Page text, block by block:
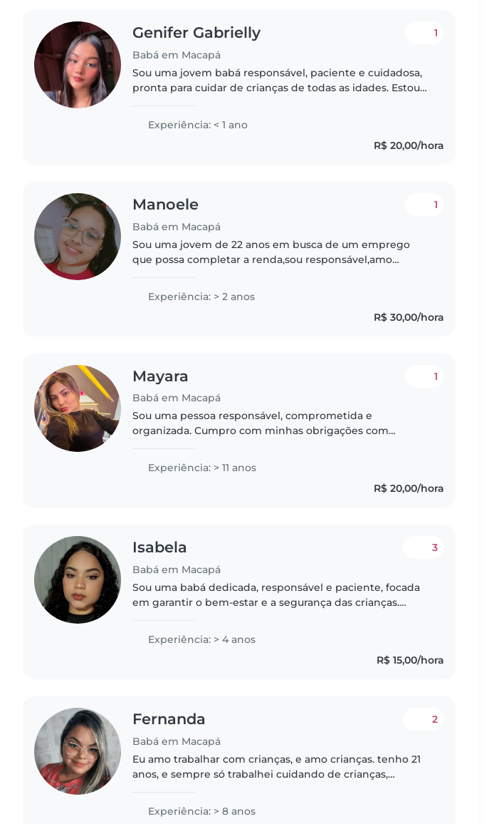
Genifer Gabrielly
Babá em Macapá
1
Sou uma jovem babá responsável, paciente e cuidadosa,
pronta para cuidar de crianças de todas as idades. Estou
desenho, leitura..
Experiência: < 1 ano
R$ 20,00/hora
Manoele
Babá em Macapá
1
Sou uma jovem de 22 anos em busca de um emprego
que possa completar a renda,sou responsável,amo
Experiência: > 2 anos
R$ 30,00/hora
Mayara
Babá em Macapá
1
Sou uma pessoa responsável, comprometida e
organizada. Cumpro com minhas obrigações com
em tudo que me proponho. Tenho facilidade..
Experiência: > 11 anos
R$ 20,00/hora
Isabela
Babá em Macapá
3
Sou uma babá dedicada, responsável e paciente, focada
em garantir o bem-estar e a segurança das crianças.
educativo para o desenvolvimento..
Experiência: > 4 anos
R$ 15,00/hora
Fernanda
Babá em Macapá
2
Eu amo trabalhar com crianças, e amo crianças. tenho 21
anos, e sempre só trabalhei cuidando de crianças,
brinco e me dedico sempre..
Experiência: > 8 anos